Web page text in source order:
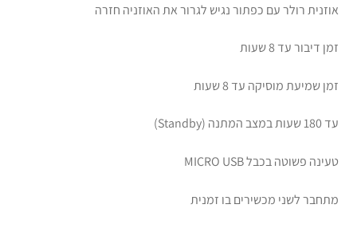
אוזנית רולר עם כפתור נגיש לגרור את האוזניה חזרה
זמן דיבור עד 8 שעות
זמן שמיעת מוסיקה עד 8 שעות
עד 180 שעות במצב המתנה (Standby)
טעינה פשוטה בכבל MICRO USB
מתחבר לשני מכשירים בו זמנית